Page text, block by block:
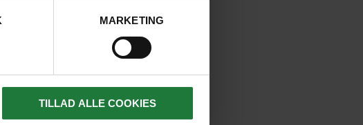
MARKETING
TILLAD ALLE COOKIES
fra Phnom